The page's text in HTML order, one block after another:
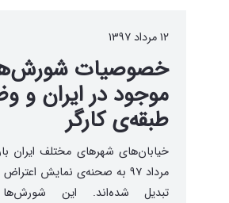
۱۲ مرداد ۱۳۹۷
خصوصیات
موجود در ایران و
طبقه‌‌ی کارگر
خیابان‌های شهرهای مختلف ایران
مرداد ۹۷ به صحنه‌ی نمایش
تبدیل شده‌اند. این شورش‌ها‌